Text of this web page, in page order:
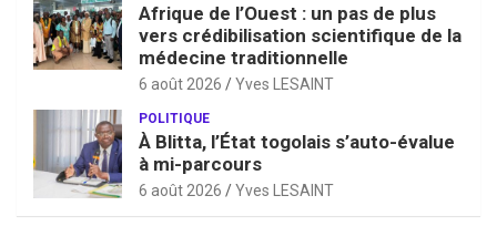
Afrique de l’Ouest : un pas de plus
vers crédibilisation scientifique de la
médecine traditionnelle
6 août 2026 Yves LESAINT
POLITIQUE
À Blitta, l’État togolais s’auto-évalue
à mi-parcours
6 août 2026 Yves LESAINT